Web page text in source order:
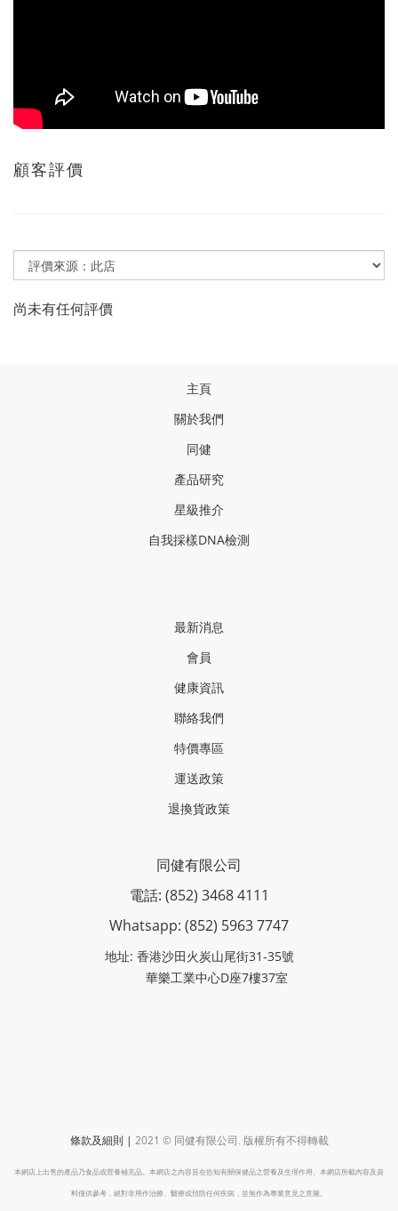
顧客評價
尚未有任何評價
主頁
關於我們
同健
產品研究
星級推介
自我採樣DNA檢測
最新消息
會員
健康資訊
聯絡我們
特價專區
運送政策
退換貨政策
同健有限公司
電話: (852) 3468 4111
Whatsapp: (852) 5963 7747
地址: 香港沙田火炭山尾街31-35號
華樂工業中心D座7樓37室
條款及細則 | 2021 © 同健有限公司 . 版權所有不得轉載
本網店上出售的產品乃食品或營養補充品。本網店之內容旨在告知有關保健品之營養及生理作用。本網店所載內容及資
料僅供參考，絕對非用作治療、醫療或預防任何疾病，並無作為專業意見之意圖。